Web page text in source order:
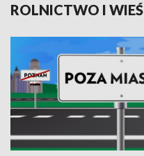
ROLNICTWO I WIEŚ